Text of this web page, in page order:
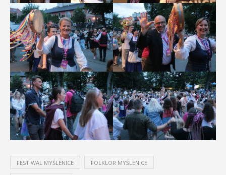
FESTIWAL MYŚLENICE FOLKLOR MYŚLENICE